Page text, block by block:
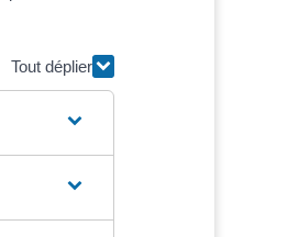
Tout déplier